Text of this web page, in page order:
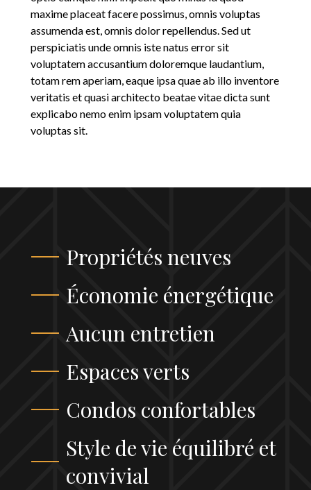
maxime placeat facere possimus, omnis voluptas
assumenda est, omnis dolor repellendus. Sed ut
perspiciatis unde omnis iste natus error sit
voluptatem accusantium doloremque laudantium,
totam rem aperiam, eaque ipsa quae ab illo inventore
veritatis et quasi architecto beatae vitae dicta sunt
explicabo nemo enim ipsam voluptatem quia
voluptas sit.
Propriétés neuves
Économie énergétique
Aucun entretien
Espaces verts
Condos confortables
Style de vie équilibré et
convivial